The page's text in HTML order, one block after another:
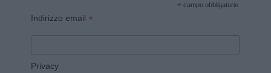
* campo obbligatorio
Indirizzo email *
Privacy